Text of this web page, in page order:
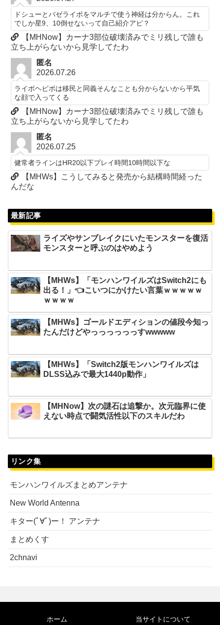
ドシューとバゼライボをマルチで使う神経は分からん。これ
でしか星9、10倒せないって自己紹介アピ？
【MHNow】カーナ3部位破壊済みでミリ残しで誰も
立ち上がらないから見学してたわ
匿名
2026.07.26
ライボヘビボは移民と同義そんなことも分からないから平気
な顔で入ってくる
【MHNow】カーナ3部位破壊済みでミリ残しで誰も
立ち上がらないから見学してたわ
匿名
2026.07.25
健常者ラインはHR20以下プレイ時間10時間以下な
【MHWs】こうしてみると発売から結構時間経った
んだな
最新記事
ライズやサンブレイクにいたモンスターを復活
モンスターと呼ぶのはやめよう
【MHWs】「モンハンワイルズはSwitch2にも
出る！」👈こいつにかけたい言葉ｗｗｗｗｗ
ｗｗｗｗ
【MHWs】ゴールドエディションの値段今知っ
たんだけどやっっっっっっすwwwww
【MHWs】「Switch2版モンハンワイルズは
DLSS込みで最大1440p動作」
【MHNow】次の謎石は追撃か。次元臨界に使
えない時点で闘気活性以下のスキルだわ
リンク集
モンハンワイルズまとめアンテナ
New World Antenna
キター(ﾟ∀ﾟ)ー！ アンテナ
まとめくす
2chnavi
ホーム 当サイトについて